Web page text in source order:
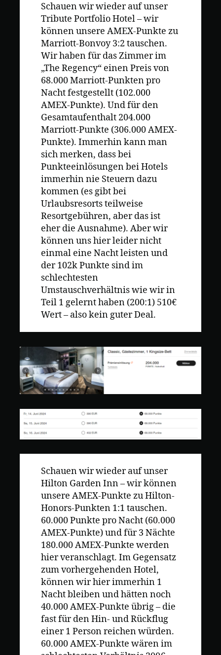
Schauen wir wieder auf unser
Tribute Portfolio Hotel – wir
können unsere AMEX-Punkte zu
Marriott-Bonvoy 3:2 tauschen.
Wir haben für das Zimmer im
„The Regency“ einen Preis von
68.000 Marriott-Punkten pro
Nacht festgestellt (102.000
AMEX-Punkte). Und für den
Gesamtaufenthalt 204.000
Marriott-Punkte (306.000 AMEX-
Punkte). Immerhin kann man
sich merken, dass bei
Punkteeinlösungen bei Hotels
immerhin nie Steuern dazu
kommen (es gibt bei
Urlaubsresorts teilweise
Resortgebühren, aber das ist
eher die Ausnahme). Aber wir
können uns hier leider nicht
einmal eine Nacht leisten und
der 102k Punkte sind im
schlechtesten
Umstauschverhältnis wie wir in
Teil 1 gelernt haben (200:1) 510€
Wert – also kein guter Deal.
Schauen wir wieder auf unser
Hilton Garden Inn – wir können
unsere AMEX-Punkte zu Hilton-
Honors-Punkten 1:1 tauschen.
60.000 Punkte pro Nacht (60.000
AMEX-Punkte) und für 3 Nächte
180.000 AMEX-Punkte werden
hier veranschlagt. Im Gegensatz
zum vorhergehenden Hotel,
können wir hier immerhin 1
Nacht bleiben und hätten noch
40.000 AMEX-Punkte übrig – die
fast für den Hin- und Rückflug
einer 1 Person reichen würden.
60.000 AMEX-Punkte wären im